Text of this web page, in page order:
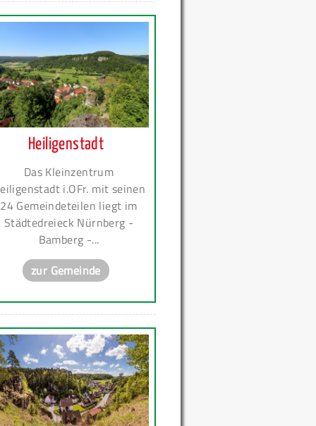
Heiligenstadt
Das Kleinzentrum
i.OFr. mit seinen
24 Gemeindeteilen liegt im
Städtedreieck Nürnberg -
Bamberg -...
zur Gemeinde